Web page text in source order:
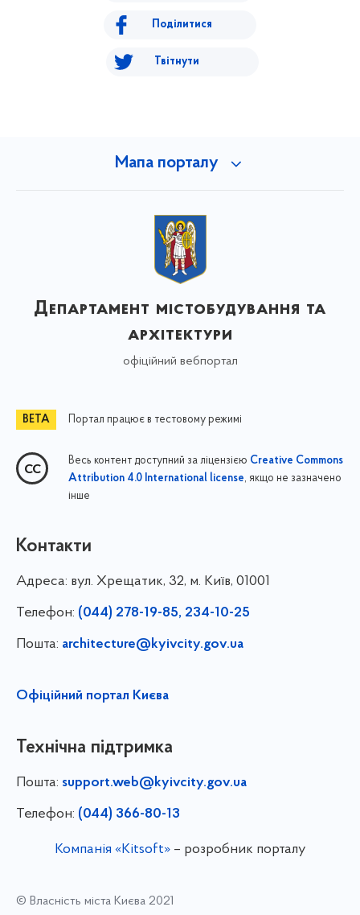
Поділитися
Твітнути
Мапа порталу
Департамент містобудування та
архітектури
офіційний вебпортал
Портал працює в тестовому режимі
Весь контент доступний за ліцензією Creative Commons
Attribution 4.0 International license, якщо не зазначено
інше
Контакти
Адреса: вул. Хрещатик, 32, м. Київ, 01001
Телефон: (044) 278-19-85, 234-10-25
Пошта: architecture@kyivcity.gov.ua
Офіційний портал Києва
Технічна підтримка
Пошта: support.web@kyivcity.gov.ua
Телефон: (044) 366-80-13
Компанія «Kitsoft»– розробник порталу
© Власність міста Києва 2021